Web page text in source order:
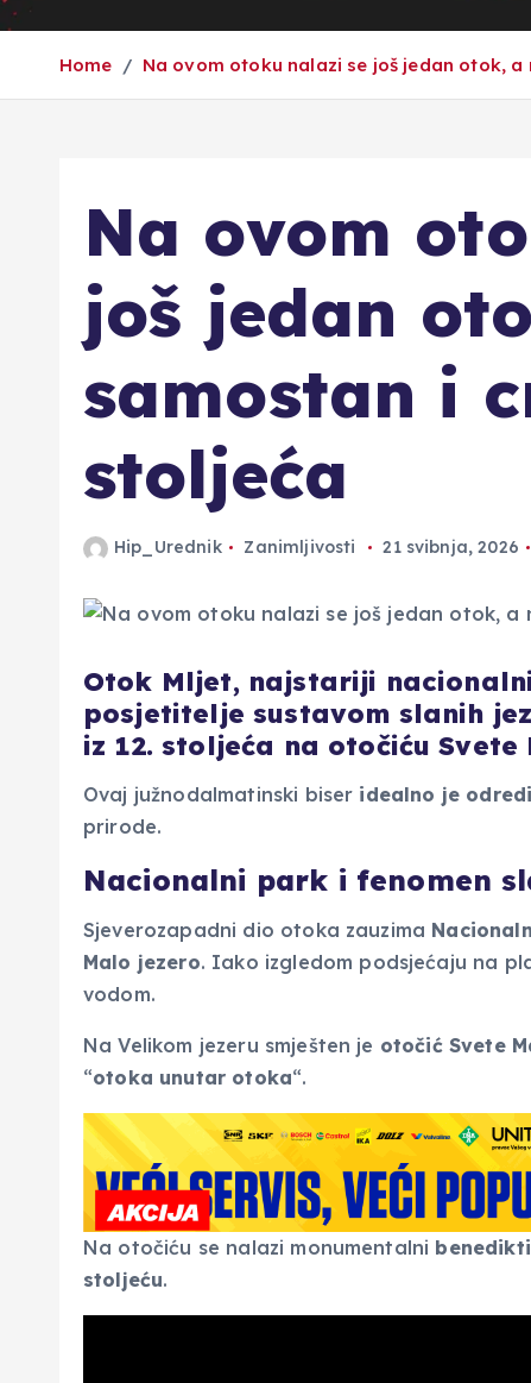
Home Na ovom otoku nalazi se još jedan otok,
Na ovom
još jedan
samostan i
stoljeća
Hip_Urednik Zanimljivosti 21 svibnja, 2026
Otok Mljet, najstariji
posjetitelje sustavom slanih
iz 12. stoljeća na otočiću Svete
Ovaj južnodalmatinski biser idealno je
prirode.
Nacionalni park i fenomen
Sjeverozapadni dio otoka zauzima
Malo jezero. Iako izgledom podsjećaju na
vodom.
Na Velikom jezeru smješten je otočić Svete
“otoka unutar otoka“.
Na otočiću se nalazi monumentalni
stoljeću.